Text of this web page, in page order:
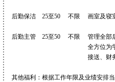
后勤保洁 25至50 不限 画室及寝
后勤主管 25至50 不限 管理全部
全方位为
接送、财
其他福利：根据工作年限及业绩安排